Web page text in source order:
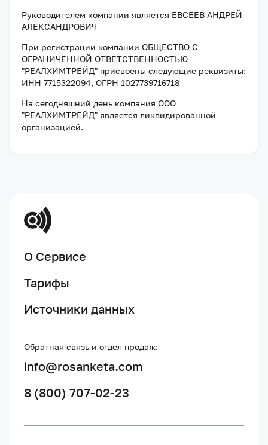
Руководителем компании является ЕВСЕЕВ АНДРЕЙ
АЛЕКСАНДРОВИЧ
При регистрации компании ОБЩЕСТВО С
ОГРАНИЧЕННОЙ ОТВЕТСТВЕННОСТЬЮ
"РЕАЛХИМТРЕЙД" присвоены следующие реквизиты:
ИНН 7715322094, ОГРН 1027739716718
На сегодняшний день компания ООО
"РЕАЛХИМТРЕЙД" является ликвидированной
организацией.
О Сервисе
Тарифы
Источники данных
Обратная связь и отдел продаж:
info@rosanketa.com
8 (800) 707-02-23